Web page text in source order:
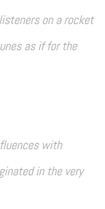
on a rocket
as if for the
with
in the very